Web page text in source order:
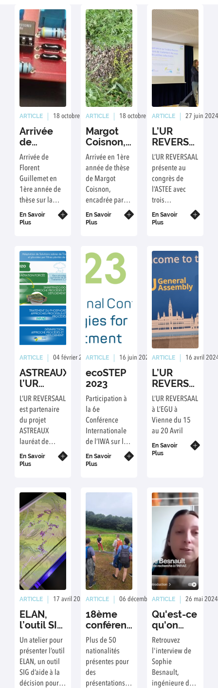
ARTICLE 18 octobre 2024 Rédaction : Florent Guillemet
Arrivée
de
Florent
Guillemet,
nouveau
doctorant
UR
REVERSAAL
Arrivée de
Florent
Guillemet en
1ère année de
thèse sur la
mesure de la
capacité
polluants dans
un sol en
utilisant
l’infiltrométrie
et la
géophysique.
En Savoir
Plus
ARTICLE 18 octobre 2024 Rédaction :
Margot
Coisnon,
nouvelle
doctorante
UR
REVERSAAL,
démarre
une thèse
portant
sur
de
l’efficacité
des
tranchées
des eaux
urbaines
à l’aide
de
matériaux
alternatifs
Arrivée en 1ère
année de thèse
de Margot
Coisnon,
encadrée par
Vincent Chatain
(DEEP – INSA
REVERSAAL –
INRAE), Laurent
Lassabatère
(LEHNA – ENTPE)
portant sur
l’étude de
matériaux
alternatifs pour
des tranchées
des eaux usées
traitées et des
eaux de pluie.
En Savoir
Plus
ARTICLE 27 juin 2024
L’UR
REVERSAAL
au
congrès
de
l’ASTEE
2024 à
Quimper
L’UR REVERSAAL
présente au
congrès de
l’ASTEE avec
trois
présentations
orales données
En Savoir
Plus
ARTICLE 04 février 2025 Rédaction : Pascal MOLLE
ASTREAUX :
l’UR
REVERSAAL
partenaire
d’un
nouveau
projet
collaboratif
privé/public
de 4 ans
l’entreprise
EcoBIRD
L’UR REVERSAAL
est partenaire
du projet
ASTREAUX
lauréat de
l’appel à projet
INNOV EAU,
projet
démarrera en
avril 2025.
En Savoir
Plus
ARTICLE 16 juin 2023 Rédaction : RC
ecoSTEP
2023
Participation à
la 6e
Conférence
Internationale
de l’IWA sur les
eco-
Technologies
eaux
site
reversaalnouveau
site reversaal
En Savoir
Plus
ARTICLE 16 avril
L’UR
REVERSAAL
à L’EGU à
Vienne
(Autriche)
du 15 au
20 Avril
L’UR REVERSAAL
à L’EGU à
Vienne du 15
au 20 Avril
En Savoir
Plus
ARTICLE 17 avril 2025 Rédaction : Gabrielle Favreau
ELAN,
l’outil SIG
d’aide à
la
décision
pour la
Gestion
Un atelier pour
présenter l’outil
ELAN, un outil
SIG d’aide à la
décision pour
ARTICLE 06 décembre 2024 Rédaction :
18ème
conférence
internationale
sur les
systèmes
végétalisés
pour le
Plus de 50
nationalités
présentes pour
des
présentations
ARTICLE 26 mai 2024
Qu'est-ce
qu'on
risque
avec l'eau
de la
Seine
Retrouvez
l'interview de
Sophie
Besnault,
ingénieure de